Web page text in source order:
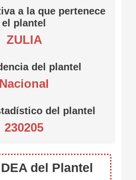
a la que pertenece
el plantel
ZULIA
del plantel
Nacional
del plantel
230205
del Plantel